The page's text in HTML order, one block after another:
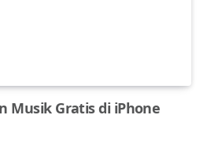
Musik Gratis di iPhone